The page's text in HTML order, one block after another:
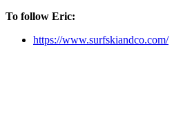
To follow Eric:
https://www.surfskiandco.com/